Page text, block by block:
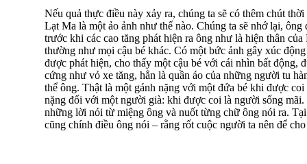
Nếu quả thực điều này xảy ra, chúng ta sẽ có thêm chút
Lạt Ma là một ảo ảnh như thế nào. Chúng ta sẽ nhớ lại,
trước khi các cao tăng phát hiện ra ông như là hiện thân của
thường như mọi cậu bé khác. Có một bức ảnh gây xúc
được phát hiện, cho thấy một cậu bé với cái nhìn bất động,
cứng như vỏ xe tăng, hẳn là quần áo của những người tu
thể ông. Thật là một gánh nặng với một đứa bé khi được
nặng đối với một người già: khi được coi là người sống mãi.
những lời nói từ miệng ông và nuốt từng chữ ông nói ra.
cũng chính điều ông nói – rằng rốt cuộc người ta nên để